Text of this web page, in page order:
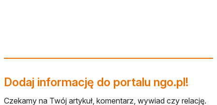
Dodaj informację do portalu ngo.pl!
Czekamy na Twój artykuł, komentarz, wywiad czy relację.